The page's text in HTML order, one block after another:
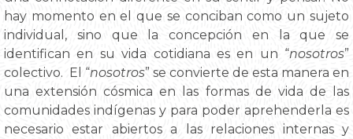
hay momento en el que se conciban como un sujeto
individual, sino que la concepción en la que se
identifican en su vida cotidiana es en un “nosotros”
colectivo. El “nosotros” se convierte de esta manera en
una extensión cósmica en las formas de vida de las
comunidades indígenas y para poder aprehenderla es
necesario estar abiertos a las relaciones internas y